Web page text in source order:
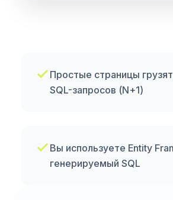
Простые страницы
SQL-запросов (N+1)
Вы используете Entity
генерируемый SQL